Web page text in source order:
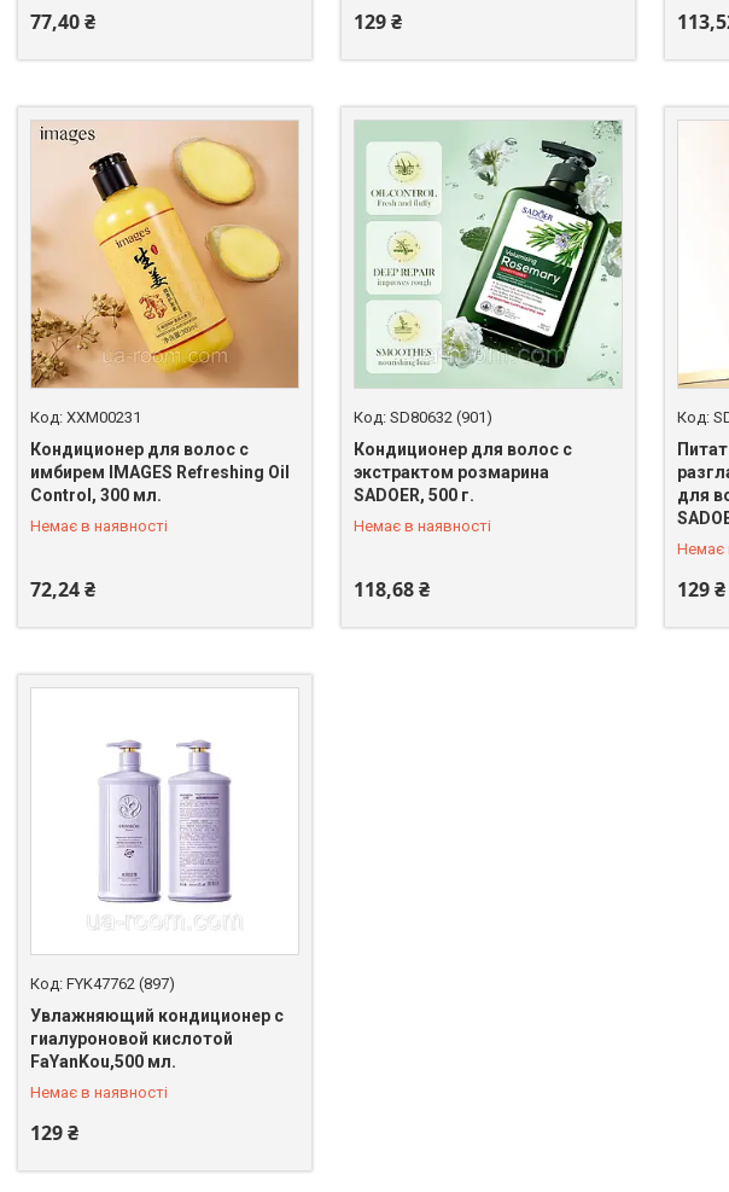
77,40 ₴ 129 ₴
XXM00231
Кондиционер для волос с
имбирем IMAGES Refreshing Oil
Control, 300 мл.
Немає в наявності
72,24 ₴
SD80632 (901)
Кондиционер для волос с
экстрактом розмарина
SADOER, 500 г.
Немає в наявності
118,68 ₴
для
Немає
129 ₴
+380
FYK47762 (897)
Увлажняющий кондиционер с
гиалуроновой кислотой
FaYanKou,500 мл.
Немає в наявності
129 ₴
+380 (67) 398-64-94